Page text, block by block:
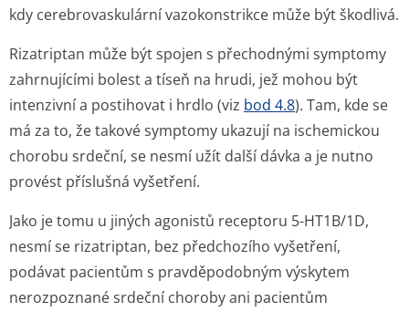
kdy cerebrovaskulární vazokonstrikce může být škodlivá.
Rizatriptan může být spojen s přechodnými symptomy
zahrnujícími bolest a tíseň na hrudi, jež mohou být
intenzivní a postihovat i hrdlo (viz bod 4.8). Tam, kde se
má za to, že takové symptomy ukazují na ischemickou
chorobu srdeční, se nesmí užít další dávka a je nutno
provést příslušná vyšetření.
Jako je tomu u jiných agonistů receptoru 5-HT1B/1D,
nesmí se rizatriptan, bez předchozího vyšetření,
podávat pacientům s pravděpodobným výskytem
nerozpoznané srdeční choroby ani pacientům